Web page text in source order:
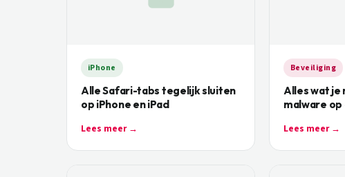
iPhone
Alle Safari-tabs tegelijk sluiten
op iPhone en iPad
Lees meer →
Beveiliging
Alles wat je
malware op
Lees meer →